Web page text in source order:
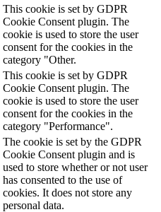
This cookie is set by GDPR
Cookie Consent plugin. The
cookie is used to store the user
consent for the cookies in the
category "Other.
This cookie is set by GDPR
Cookie Consent plugin. The
cookie is used to store the user
consent for the cookies in the
category "Performance".
The cookie is set by the GDPR
Cookie Consent plugin and is
used to store whether or not user
has consented to the use of
cookies. It does not store any
personal data.